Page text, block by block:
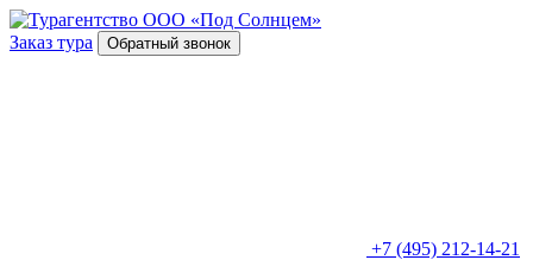
Заказ тура Обратный звонок
+7 (495) 212-14-21